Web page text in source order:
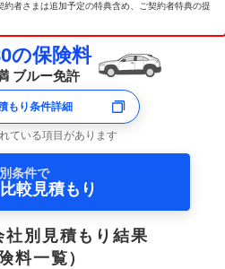
者さまは追加予定の特典含め、ご契約者特典の提
の保険料
ブルー免許
もり条件詳細
ている項目があります
別条件で
較見積もり
社別見積もり結果
料一覧）